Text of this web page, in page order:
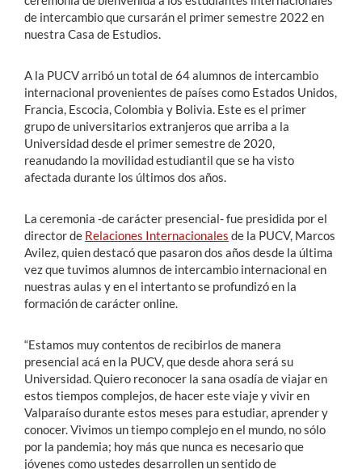
de intercambio que cursarán el primer semestre 2022 en
nuestra Casa de Estudios.
A la PUCV arribó un total de 64 alumnos de intercambio
internacional provenientes de países como Estados Unidos,
Francia, Escocia, Colombia y Bolivia. Este es el primer
grupo de universitarios extranjeros que arriba a la
Universidad desde el primer semestre de 2020,
reanudando la movilidad estudiantil que se ha visto
afectada durante los últimos dos años.
La ceremonia -de carácter presencial- fue presidida por el
director de Relaciones Internacionales de la PUCV, Marcos
Avilez, quien destacó que pasaron dos años desde la última
vez que tuvimos alumnos de intercambio internacional en
nuestras aulas y en el intertanto se profundizó en la
formación de carácter online.
“Estamos muy contentos de recibirlos de manera
presencial acá en la PUCV, que desde ahora será su
Universidad. Quiero reconocer la sana osadía de viajar en
estos tiempos complejos, de hacer este viaje y vivir en
Valparaíso durante estos meses para estudiar, aprender y
conocer. Vivimos un tiempo complejo en el mundo, no sólo
por la pandemia; hoy más que nunca es necesario que
jóvenes como ustedes desarrollen un sentido de